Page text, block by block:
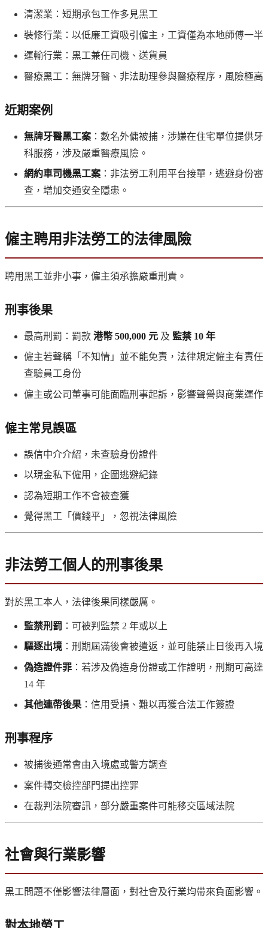
清潔業：短期承包工作多見黑工
裝修行業：以低廉工資吸引僱主，工資僅為本地師傅一半
運輸行業：黑工兼任司機、送貨員
醫療黑工：無牌牙醫、非法助理參與醫療程序，風險極高
近期案例
無牌牙醫黑工案 ：數名外傭被捕，涉嫌在住宅單位提供牙
科服務，涉及嚴重醫療風險。
網約車司機黑工案 ：非法勞工利用平台接單，逃避身份審
查，增加交通安全隱患。
僱主聘用非法勞工的法律風險
聘用黑工並非小事，僱主須承擔嚴重刑責。
刑事後果
最高刑罰：罰款 港幣 500,000 元 及 監禁 10 年
僱主若聲稱「不知情」並不能免責，法律規定僱主有責任
查驗員工身份
僱主或公司董事可能面臨刑事起訴，影響聲譽與商業運作
僱主常見誤區
誤信中介介紹，未查驗身份證件
以現金私下僱用，企圖逃避紀錄
認為短期工作不會被查獲
覺得黑工「價錢平」，忽視法律風險
非法勞工個人的刑事後果
對於黑工本人，法律後果同樣嚴厲。
監禁刑罰 ：可被判監禁 2 年或以上
驅逐出境 ：刑期屆滿後會被遣返，並可能禁止日後再入境
偽造證件罪 ：若涉及偽造身份證或工作證明，刑期可高達
14 年
其他連帶後果 ：信用受損、難以再獲合法工作簽證
刑事程序
被捕後通常會由入境處或警方調查
案件轉交檢控部門提出控罪
在裁判法院審訊，部分嚴重案件可能移交區域法院
社會與行業影響
黑工問題不僅影響法律層面，對社會及行業均帶來負面影響。